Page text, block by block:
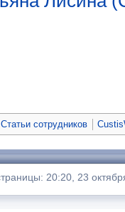
Статьи сотрудников
20:20, 23